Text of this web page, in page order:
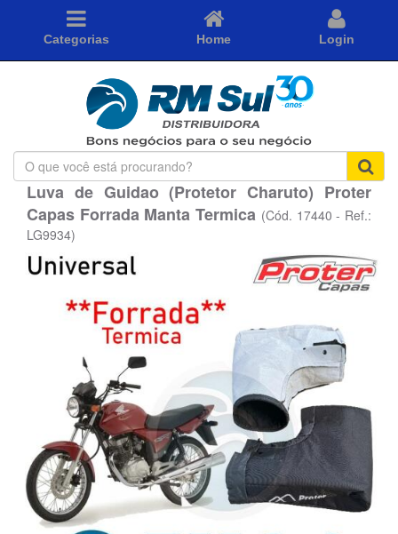
Categorias Home Login
O
que
você
está
procurando?
Luva de Guidao (Protetor Charuto) Proter
Capas Forrada Manta Termica (Cód. 17440 - Ref.:
LG9934)